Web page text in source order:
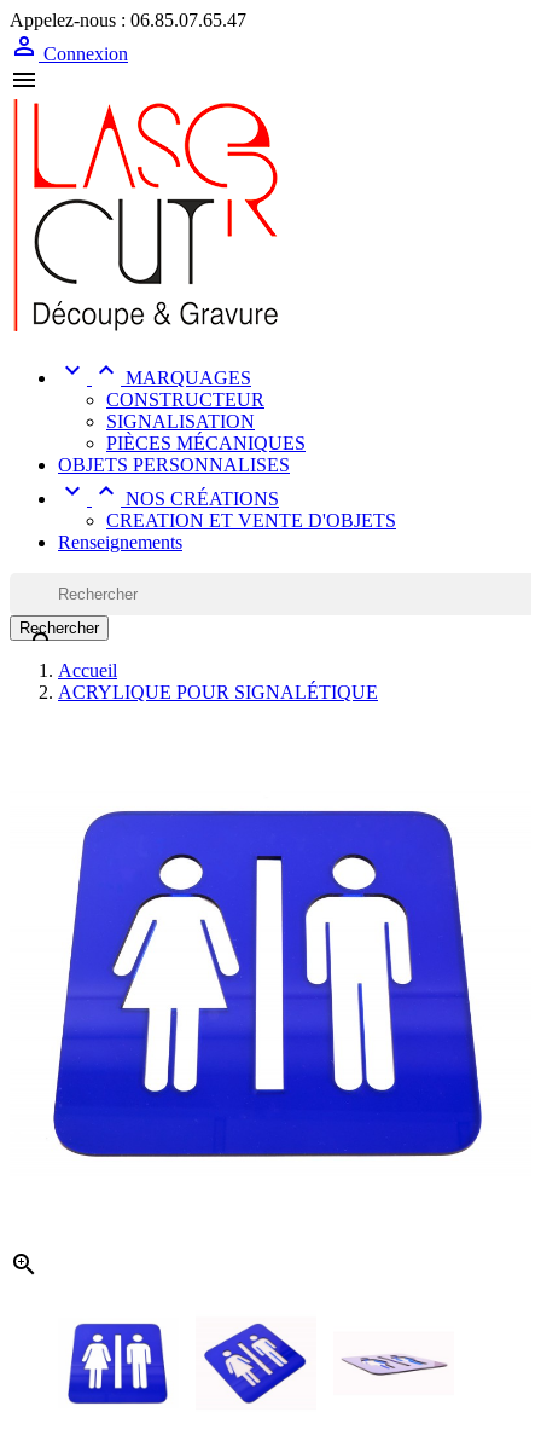
Appelez-nous : 06.85.07.65.47
 Connexion

  MARQUAGES
CONSTRUCTEUR
SIGNALISATION
PIÈCES MÉCANIQUES
OBJETS PERSONNALISES
  NOS CRÉATIONS
CREATION ET VENTE D'OBJETS
Renseignements

Rechercher
Accueil
ACRYLIQUE POUR SIGNALÉTIQUE
